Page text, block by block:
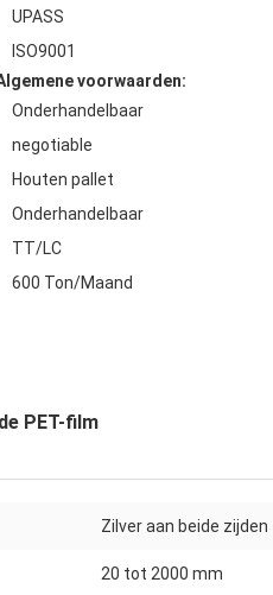
UPASS
ISO9001
voorwaarden:
Onderhandelbaar
negotiable
Houten pallet
Onderhandelbaar
TT/LC
600 Ton/Maand
PET-film
Zilver aan beide zijden
20 tot 2000 mm